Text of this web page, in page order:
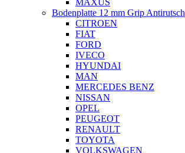
MAXUS
Bodenplatte 12 mm Grip Antirutsch
CITROEN
FIAT
FORD
IVECO
HYUNDAI
MAN
MERCEDES BENZ
NISSAN
OPEL
PEUGEOT
RENAULT
TOYOTA
VOLKSWAGEN